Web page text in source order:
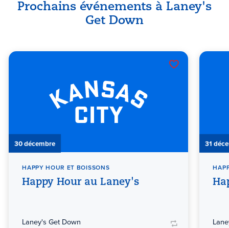
Prochains événements à Laney's
Get Down
30 décembre
HAPPY HOUR ET BOISSONS
Happy Hour au Laney's
Laney's Get Down
31